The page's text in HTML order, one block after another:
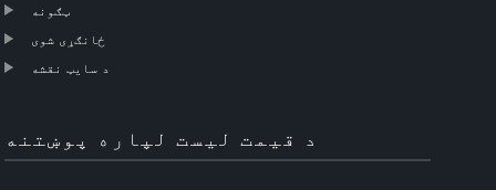
ټګونه
ځانګړی شوی
د سایټ نقشه
د قیمت لیست لپاره پوښتنه